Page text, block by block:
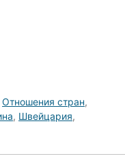
Отношения стран,
, Швейцария,